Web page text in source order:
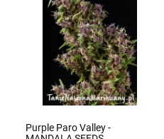
Purple Paro Valley -